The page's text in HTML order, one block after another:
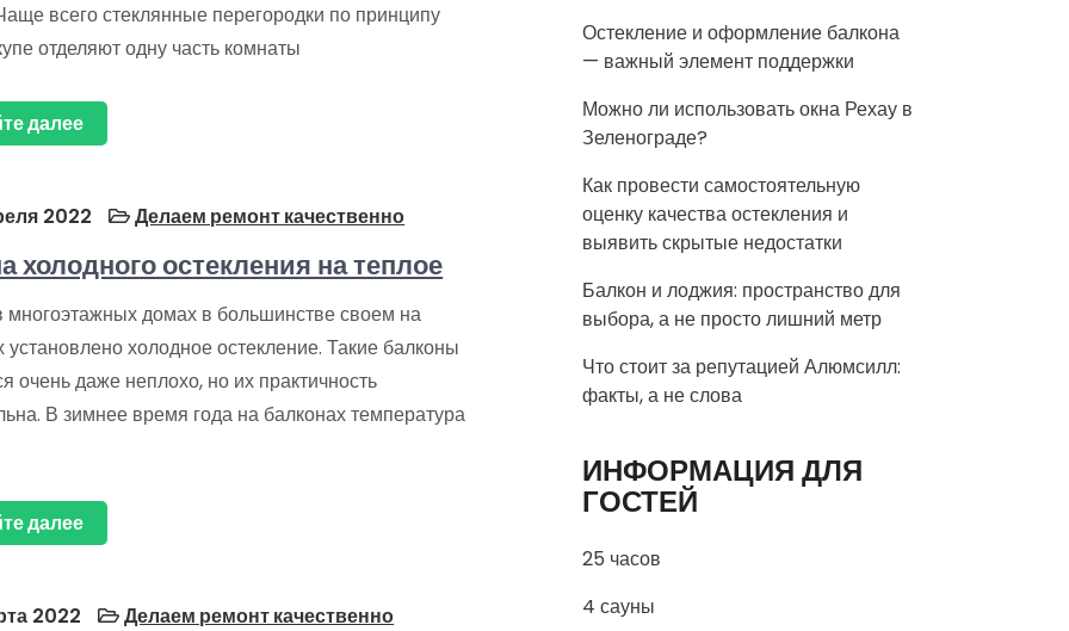
всего стеклянные перегородки по принципу
отделяют одну часть комнаты
далее
2022 Делаем ремонт качественно
холодного остекления на теплое
многоэтажных домах в большинстве своем на
установлено холодное остекление. Такие балконы
очень даже неплохо, но их практичность
В зимнее время года на балконах температура
далее
2022 Делаем ремонт качественно
Остекление и оформление балкона
— важный элемент поддержки
Можно ли использовать окна Рехау в
Зеленограде?
Как провести самостоятельную
оценку качества остекления и
выявить скрытые недостатки
Балкон и лоджия: пространство для
выбора, а не просто лишний метр
Что стоит за репутацией Алюмсилл:
факты, а не слова
ИНФОРМАЦИЯ ДЛЯ
ГОСТЕЙ
25 часов
4 сауны